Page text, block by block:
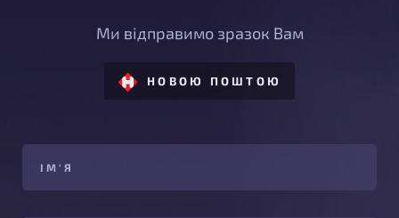
Ми відправимо зразок Вам
НОВОЮ ПОШТОЮ